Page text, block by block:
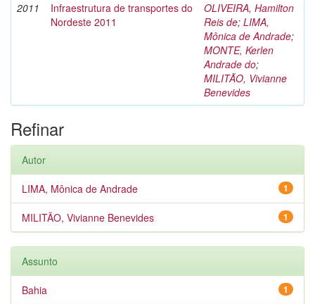
2011
Infraestrutura de transportes do
Nordeste 2011
OLIVEIRA, Hamilton
Reis de; LIMA,
Mônica de Andrade;
MONTE, Kerlen
Andrade do;
MILITÃO, Vivianne
Benevides
Refinar
Autor
1
LIMA, Mônica de Andrade
1
MILITÃO, Vivianne Benevides
Assunto
1
Bahia